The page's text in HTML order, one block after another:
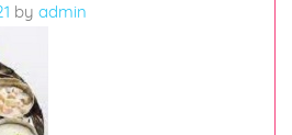
by admin